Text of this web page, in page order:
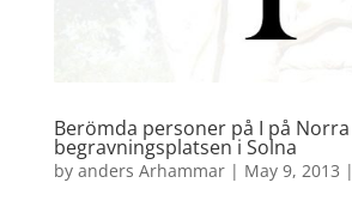
Berömda personer på I på Norra
begravningsplatsen i Solna
by anders Arhammar| May 9, 2013 |